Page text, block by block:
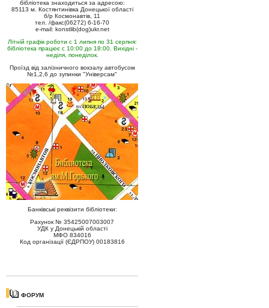
бібліотека знаходиться за адресою:
85113 м. Костянтинівка Донецької області
б/р Космонавтів, 11
тел. /факс(06272) 6-16-70
e-mail: konstlib(dog)ukr.net
Літній графік роботи с 1 липня по 31 серпня:
бібліотека працює с 10:00 до 18:00. Вихідні -
неділя, понеділок.
Проїзд від залізничного вокзалу автобусом
№1,2,6 до зупинки "Універсам"
Банківські реквізити бібліотеки:
Рахунок № 35425007003007
УДК у Донецькій області
МФО 834016
Код організації (ЄДРПОУ) 00183816
ФОРУМ